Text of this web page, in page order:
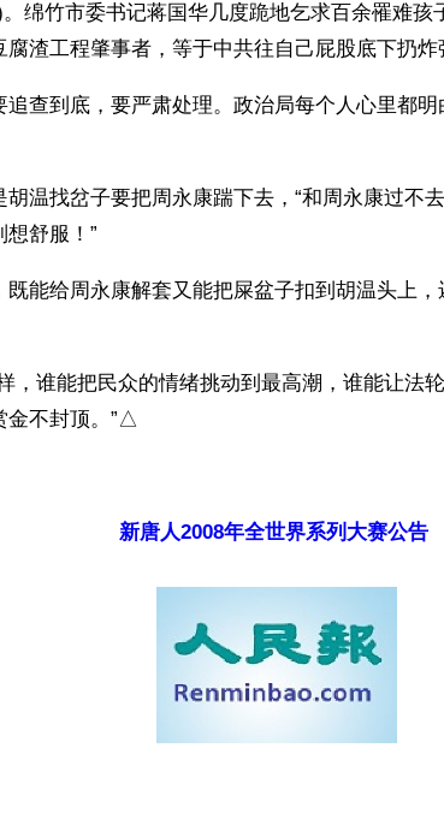
绵竹市委书记蒋国华几度跪地乞求百余罹难孩
腐渣工程肇事者，等于中共往自己屁股底下扔炸
追查到底，要严肃处理。政治局每个人心里都
温找岔子要把周永康踹下去，“和周永康过不
舒服！”
既能给周永康解套又能把屎盆子扣到胡温头上
，谁能把民众的情绪挑动到最高潮，谁能让法
金不封顶。”△
新唐人2008年全世界系列大赛公告